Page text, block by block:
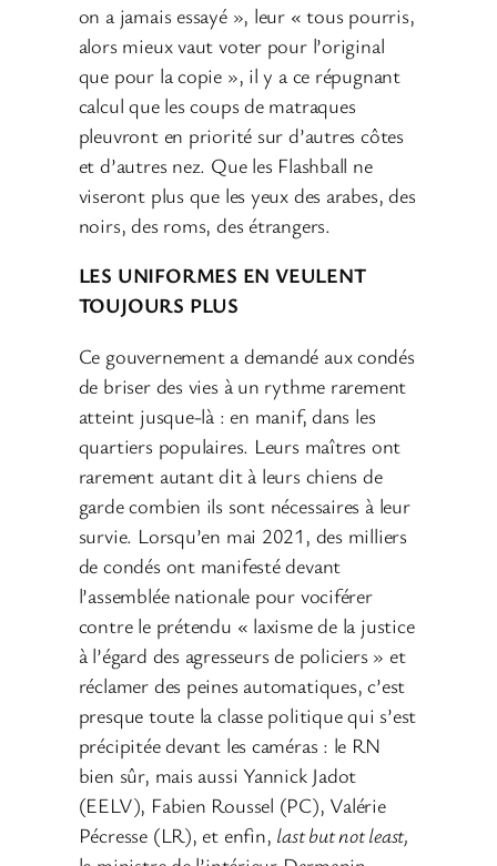
on a jamais essayé », leur « tous pourris,
alors mieux vaut voter pour l’original
que pour la copie », il y a ce répugnant
calcul que les coups de matraques
pleuvront en priorité sur d’autres côtes
et d’autres nez. Que les Flashball ne
viseront plus que les yeux des arabes, des
noirs, des roms, des étrangers.
LES UNIFORMES EN VEULENT
TOUJOURS PLUS
Ce gouvernement a demandé aux condés
de briser des vies à un rythme rarement
atteint jusque-là : en manif, dans les
quartiers populaires. Leurs maîtres ont
rarement autant dit à leurs chiens de
garde combien ils sont nécessaires à leur
survie. Lorsqu’en mai 2021, des milliers
de condés ont manifesté devant
l’assemblée nationale pour vociférer
contre le prétendu « laxisme de la justice
à l’égard des agresseurs de policiers » et
réclamer des peines automatiques, c’est
presque toute la classe politique qui s’est
précipitée devant les caméras : le RN
bien sûr, mais aussi Yannick Jadot
(EELV), Fabien Roussel (PC), Valérie
Pécresse (LR), et enfin, last but not least,